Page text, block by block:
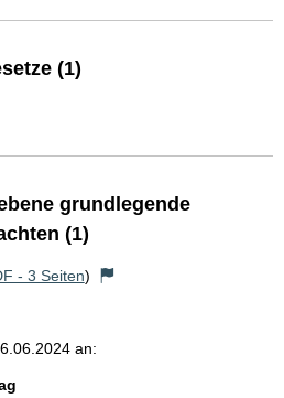
(1)
grundlegende
(1)
- 3 Seiten)
an: